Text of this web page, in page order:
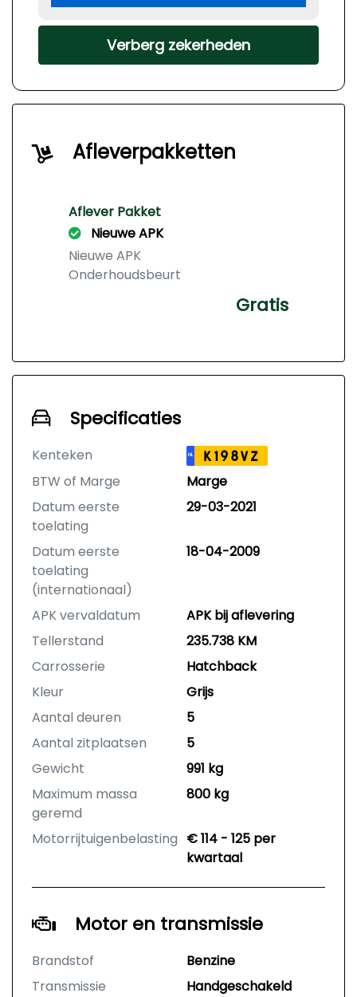
Verberg zekerheden
Afleverpakketten
Aflever Pakket
Nieuwe APK
Nieuwe APK
Onderhoudsbeurt
Gratis
Specificaties
Kenteken NL K198VZ
BTW of Marge
Marge
Datum eerste
toelating
29-03-2021
Datum eerste
toelating
(internationaal)
18-04-2009
APK vervaldatum
APK bij aflevering
Tellerstand
235.738 KM
Carrosserie
Hatchback
Kleur
Grijs
Aantal deuren
5
Aantal zitplaatsen
5
Gewicht
991 kg
Maximum massa
geremd
800 kg
Motorrijtuigenbelasting € 114 - 125 per
kwartaal
Motor en transmissie
Brandstof
Benzine
Transmissie
Handgeschakeld